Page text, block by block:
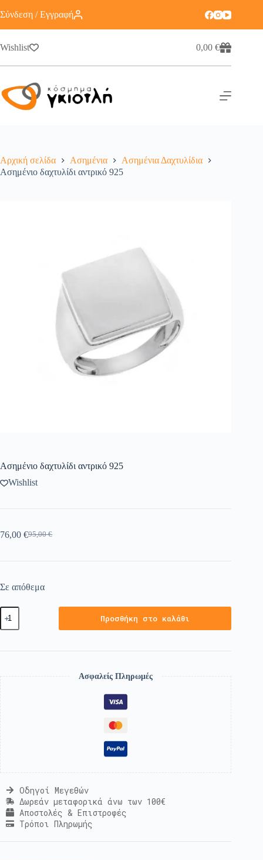
Σύνδεση / Εγγραφή
Wishlist 0,00€
Αρχική σελίδα Ασημένια
Ασημένια Δαχτυλίδια
Ασημένιο δαχτυλίδι αντρικό 925
Ασημένιο δαχτυλίδι αντρικό 925
Wishlist
95,00€
76,00 €
Σε απόθεμα
Προσθήκη στο καλάθι
Ασφαλείς Πληρωμές
Οδηγοί Μεγεθών
Δωρεάν μεταφορικά άνω των 100€
Αποστολές & Επιστροφές
Τρόποι Πληρωμής